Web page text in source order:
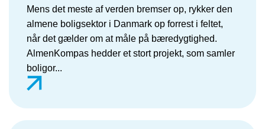
Mens det meste af verden bremser op, rykker den
almene boligsektor i Danmark op forrest i feltet,
når det gælder om at måle på bæredygtighed.
AlmenKompas hedder et stort projekt, som samler
boligor...